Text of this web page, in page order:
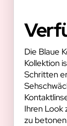
Die Blaue
Kollektion
Schritten
Ihren Look
zu